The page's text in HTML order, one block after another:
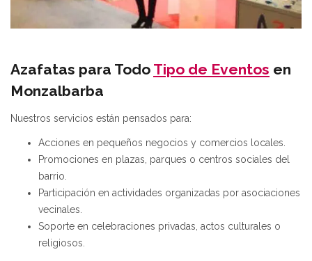
Azafatas para Todo Tipo de Eventos en
Monzalbarba
Nuestros servicios están pensados para:
Acciones en pequeños negocios y comercios locales.
Promociones en plazas, parques o centros sociales del
barrio.
Participación en actividades organizadas por asociaciones
vecinales.
Soporte en celebraciones privadas, actos culturales o
religiosos.